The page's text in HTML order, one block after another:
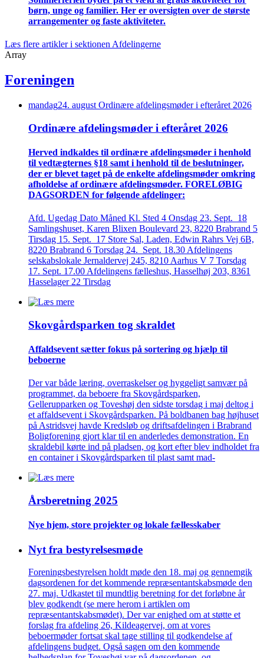
børn, unge og familier. Her er oversigten over de største
arrangementer og faste aktiviteter.
Læs flere artikler i sektionen Afdelingerne
Array
Foreningen
mandag24. august Ordinære afdelings­møder i efteråret 2026
Ordinære afdelings­møder i efteråret 2026
Herved indkaldes til ordinære afdelings­møder i henhold
til vedtægternes §18 samt i henhold til de beslutninger,
der er blevet taget på de enkelte afdelings­møder omkring
afholdelse af ordinære afdelings­møder. FORELØBIG
DAGSORDEN for følgende afdelinger:
Afd. Ugedag Dato Måned Kl. Sted 4 Onsdag 23. Sept. 18
Samlingshuset, Karen Blixen Boulevard 23, 8220 Brabrand 5
Tirsdag 15. Sept. 17 Store Sal, Laden, Edwin Rahrs Vej 6B,
8220 Brabrand 6 Torsdag 24. Sept. 18.30 Afdelingens
selskabslokale Jernaldervej 245, 8210 Aarhus V 7 Torsdag
17. Sept. 17.00 Afdelingens fælleshus, Hasselhøj 203, 8361
Hasselager 22 Tirsdag
Skovgårds­parken tog skraldet
Affaldsevent sætter fokus på sortering og hjælp til
beboerne
Der var både læring, overraskelser og hyggeligt samvær på
programmet, da beboere fra Skovgårdsparken,
Gellerupparken og Toveshøj den sidste torsdag i maj deltog i
et affaldsevent i Skovgårdsparken. På boldbanen bag højhuset
på Astridsvej havde Kredsløb og driftsafdelingen i Brabrand
Boligforening gjort klar til en anderledes demonstration. En
skraldebil kørte ind på pladsen, og kort efter blev indholdet fra
en container i Skovgårdsparken til plast samt mad-
Årsberetning 2025
Nye hjem, store projekter og lokale fælles­skaber
Nyt fra bestyrelsesmøde
Foreningsbestyrelsen holdt møde den 18. maj og gennemgik
dagsordenen for det kommende repræsentantskabsmøde den
27. maj. Udkastet til mundtlig beretning for det forløbne år
blev godkendt (se mere herom i artiklen om
repræsentantskabsmødet). Der var enighed om at støtte et
forslag fra afdeling 26, Kildeagervej, om at vores
beboermøder fortsat skal tage stilling til godkendelse af
afdelingens budget. Også sagen om den kommende